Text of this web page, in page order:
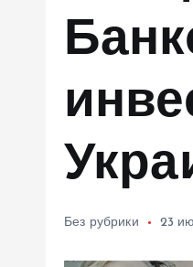
Без рубрики 23